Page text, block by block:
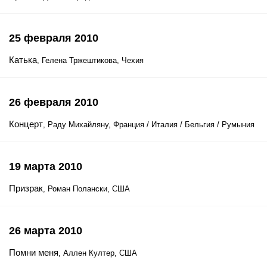
25 февраля 2010
Катька, Гелена Тржештикова, Чехия
26 февраля 2010
Концерт, Раду Михайляну, Франция / Италия / Бельгия / Румыния
19 марта 2010
Призрак, Роман Полански, США
26 марта 2010
Помни меня, Аллен Култер, США